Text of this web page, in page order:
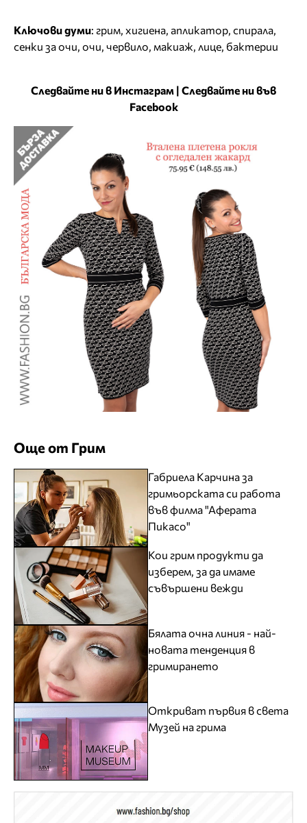
Ключови думи: грим, хигиена, апликатор, спирала,
сенки за очи, очи, червило, макиаж, лице, бактерии
Следвайте ни в Инстаграм | Следвайте ни във
Facebook
Още от Грим
Габриела Карчина за
гримьорската си работа
във филма "Аферата
Пикасо"
Кои грим продукти да
изберем, за да имаме
съвършени вежди
Бялата очна линия - най-
новата тенденция в
гримирането
Откриват първия в света
Музей на грима